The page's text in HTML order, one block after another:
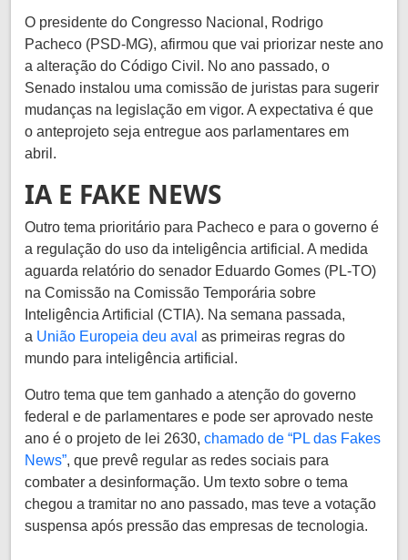
O presidente do Congresso Nacional, Rodrigo
Pacheco (PSD-MG), afirmou que vai priorizar neste ano
a alteração do Código Civil. No ano passado, o
Senado instalou uma comissão de juristas para sugerir
mudanças na legislação em vigor. A expectativa é que
o anteprojeto seja entregue aos parlamentares em
abril.
IA E FAKE NEWS
Outro tema prioritário para Pacheco e para o governo é
a regulação do uso da inteligência artificial. A medida
aguarda relatório do senador Eduardo Gomes (PL-TO)
na Comissão na Comissão Temporária sobre
Inteligência Artificial (CTIA). Na semana passada,
a União Europeia deu aval as primeiras regras do
mundo para inteligência artificial.
Outro tema que tem ganhado a atenção do governo
federal e de parlamentares e pode ser aprovado neste
ano é o projeto de lei 2630, chamado de “PL das Fakes
News”, que prevê regular as redes sociais para
combater a desinformação. Um texto sobre o tema
chegou a tramitar no ano passado, mas teve a votação
suspensa após pressão das empresas de tecnologia.